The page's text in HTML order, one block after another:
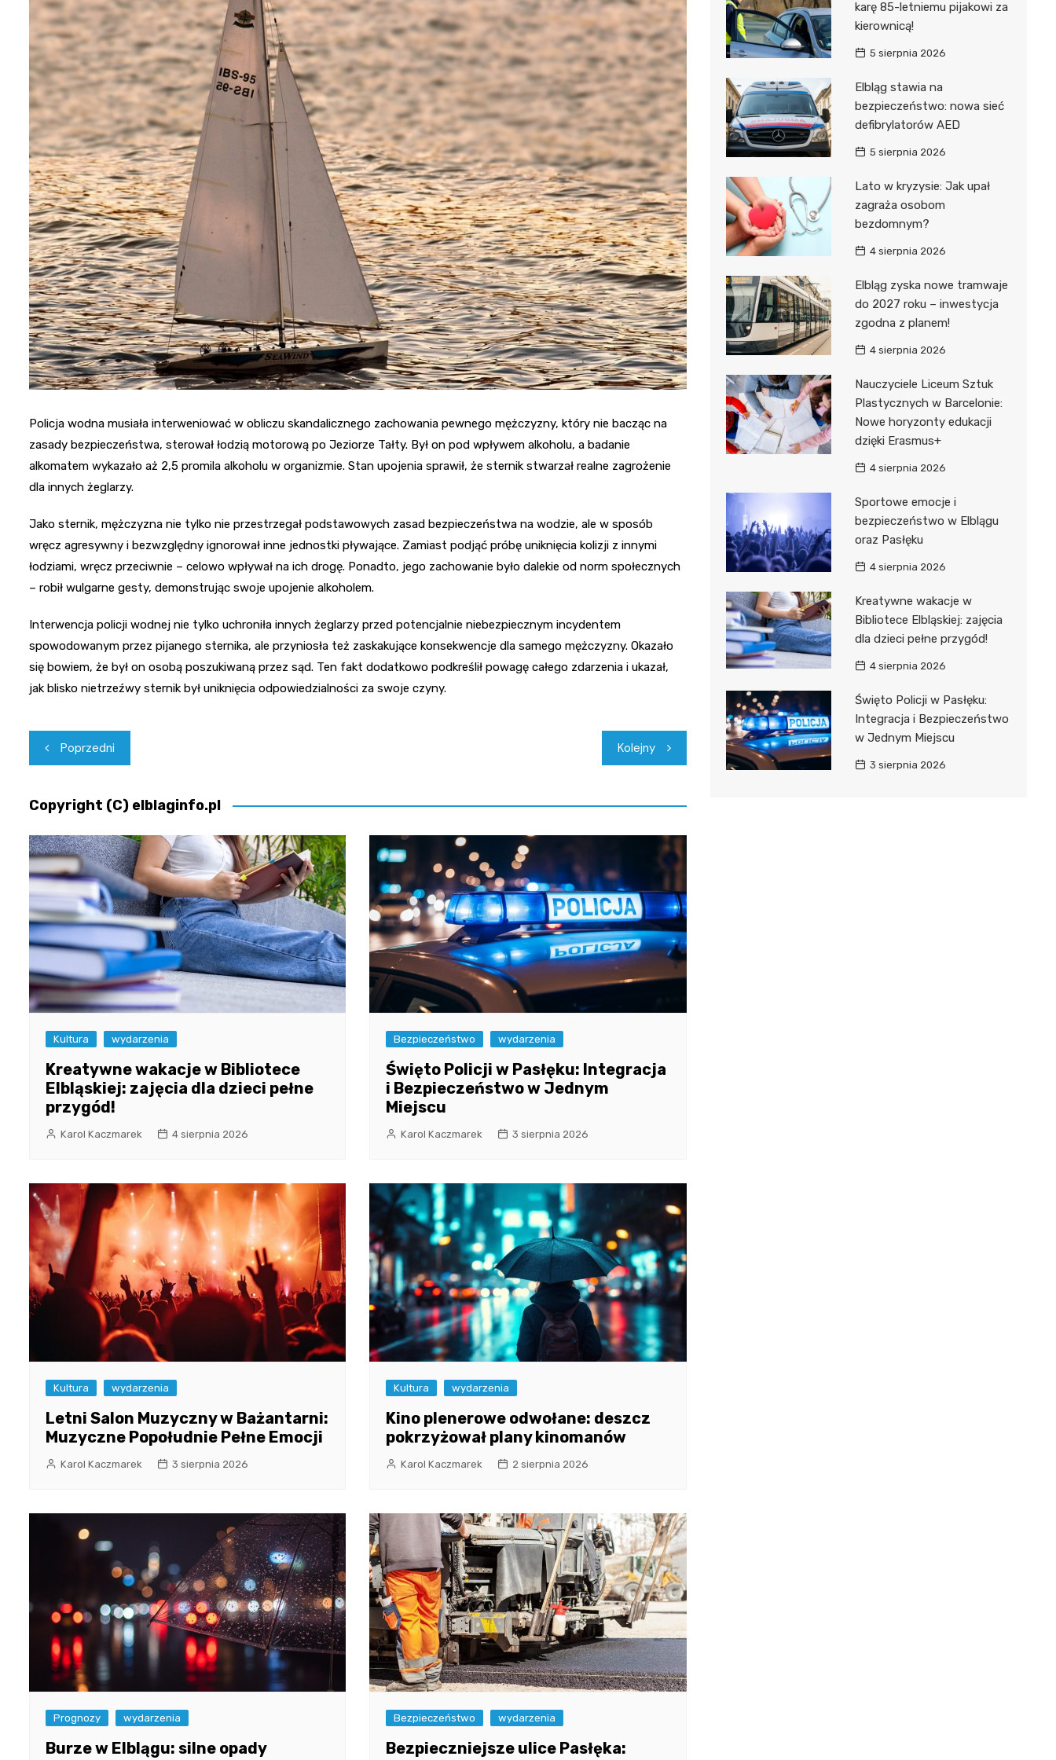
Fryzjer
Poczta
Kino
Policja wodna musiała interweniować w obliczu skandalicznego zachowania pewnego mężczyzny, który nie bacząc na
zasady bezpieczeństwa, sterował łodzią motorową po Jeziorze Tałty. Był on pod wpływem alkoholu, a badanie
alkomatem wykazało aż 2,5 promila alkoholu w organizmie. Stan upojenia sprawił, że sternik stwarzał realne zagrożenie
dla innych żeglarzy.
Jako sternik, mężczyzna nie tylko nie przestrzegał podstawowych zasad bezpieczeństwa na wodzie, ale w sposób
wręcz agresywny i bezwzględny ignorował inne jednostki pływające. Zamiast podjąć próbę uniknięcia kolizji z innymi
łodziami, wręcz przeciwnie – celowo wpływał na ich drogę. Ponadto, jego zachowanie było dalekie od norm społecznych
– robił wulgarne gesty, demonstrując swoje upojenie alkoholem.
Interwencja policji wodnej nie tylko uchroniła innych żeglarzy przed potencjalnie niebezpiecznym incydentem
spowodowanym przez pijanego sternika, ale przyniosła też zaskakujące konsekwencje dla samego mężczyzny. Okazało
się bowiem, że był on osobą poszukiwaną przez sąd. Ten fakt dodatkowo podkreślił powagę całego zdarzenia i ukazał,
jak blisko nietrzeźwy sternik był uniknięcia odpowiedzialności za swoje czyny.
Nawigacja
wpisu
Poprzedni Kolejny
Copyright (C) elblaginfo.pl
Kultura wydarzenia
Kreatywne wakacje w Bibliotece
Elbląskiej: zajęcia dla dzieci pełne
przygód!
Karol Kaczmarek 4 sierpnia 2026
Bezpieczeństwo wydarzenia
Święto Policji w Pasłęku: Integracja
i Bezpieczeństwo w Jednym
Miejscu
Karol Kaczmarek 3 sierpnia 2026
Kultura wydarzenia
Letni Salon Muzyczny w Bażantarni:
Muzyczne Popołudnie Pełne Emocji
Karol Kaczmarek 3 sierpnia 2026
Kultura wydarzenia
Kino plenerowe odwołane: deszcz
pokrzyżował plany kinomanów
Karol Kaczmarek 2 sierpnia 2026
Prognozy wydarzenia
Burze w Elblągu: silne opady
Bezpieczeństwo wydarzenia
Bezpieczniejsze ulice Pasłęka:
karę 85-letniemu pijakowi za
kierownicą!
5 sierpnia 2026
Elbląg stawia na
bezpieczeństwo: nowa sieć
defibrylatorów AED
5 sierpnia 2026
Lato w kryzysie: Jak upał
zagraża osobom
bezdomnym?
4 sierpnia 2026
Elbląg zyska nowe tramwaje
do 2027 roku – inwestycja
zgodna z planem!
4 sierpnia 2026
Nauczyciele Liceum Sztuk
Plastycznych w Barcelonie:
Nowe horyzonty edukacji
dzięki Erasmus+
4 sierpnia 2026
Sportowe emocje i
bezpieczeństwo w Elblągu
oraz Pasłęku
4 sierpnia 2026
Kreatywne wakacje w
Bibliotece Elbląskiej: zajęcia
dla dzieci pełne przygód!
4 sierpnia 2026
Święto Policji w Pasłęku:
Integracja i Bezpieczeństwo
w Jednym Miejscu
3 sierpnia 2026